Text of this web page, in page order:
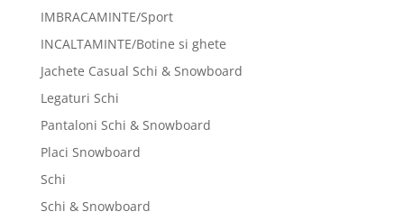
IMBRACAMINTE/Sport
INCALTAMINTE/Botine si ghete
Jachete Casual Schi & Snowboard
Legaturi Schi
Pantaloni Schi & Snowboard
Placi Snowboard
Schi
Schi & Snowboard